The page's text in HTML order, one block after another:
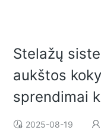
Stelažų
aukštos
sprendimai
2025-08-19